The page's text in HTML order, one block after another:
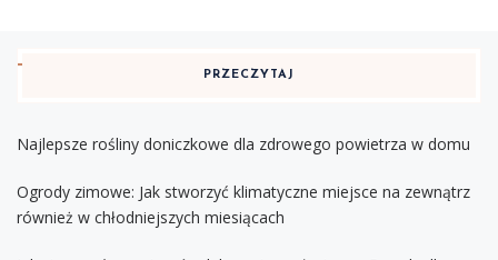
PRZECZYTAJ
Najlepsze rośliny doniczkowe dla zdrowego powietrza w domu
Ogrody zimowe: Jak stworzyć klimatyczne miejsce na zewnątrz
również w chłodniejszych miesiącach